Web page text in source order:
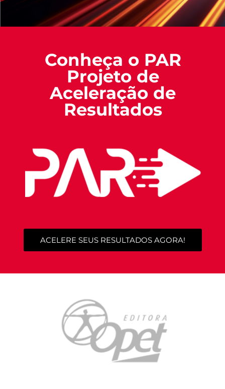
Conheça o PAR
Projeto de
Aceleração de
Resultados
ACELERE SEUS RESULTADOS AGORA!